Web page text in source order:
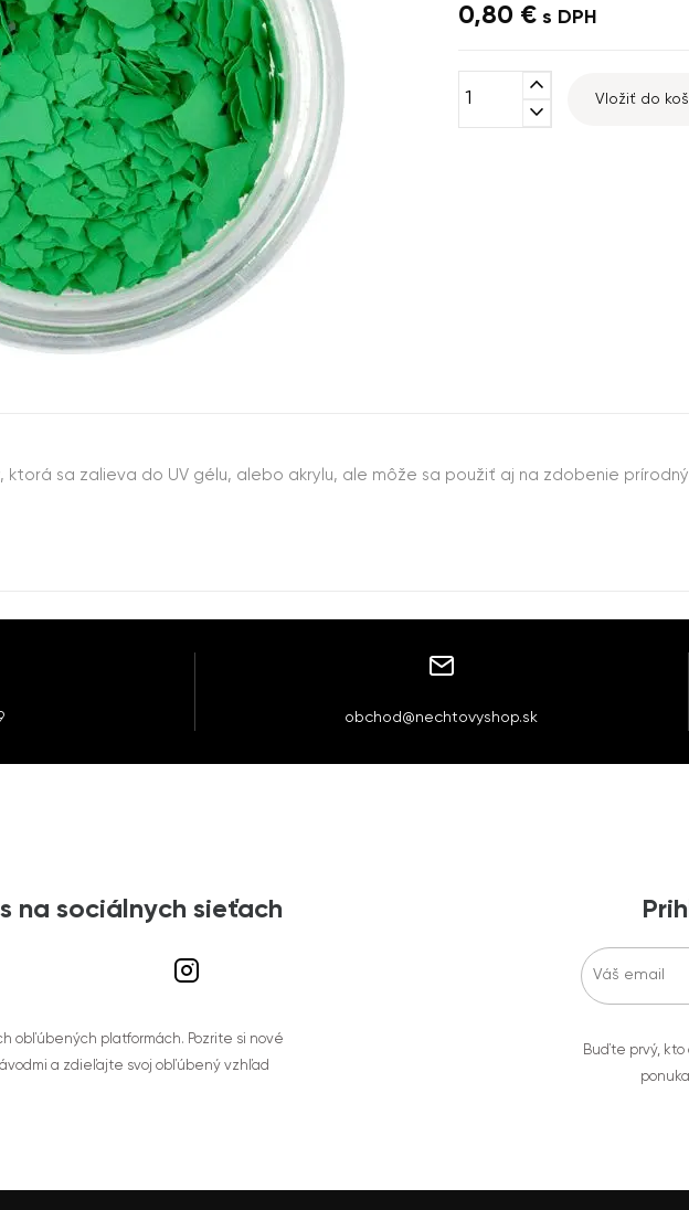
0,80 € s DPH
expand_less
expand_more
Vložiť do
ktorá sa zalieva do UV gélu, alebo akrylu, ale môže sa použiť aj na zdobenie
obchod@nechtovyshop.sk
na sociálnych sieťach
obľúbených platformách. Pozrite si nové
a zdieľajte svoj obľúbený vzhľad
Buďte prvý,